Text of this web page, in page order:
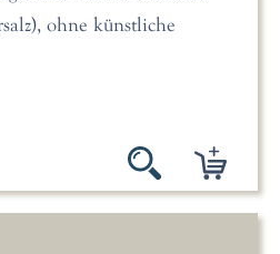
ohne künstliche